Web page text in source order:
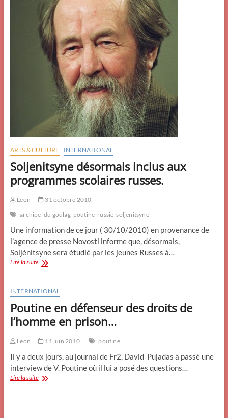
ARTS & CULTURE INTERNATIONAL
Soljenitsyne désormais inclus aux
programmes scolaires russes.
Leon
31 octobre 2010
archipel du goulag poutine russie soljenitsyne
Une information de ce jour ( 30/10/2010) en provenance de
l’agence de presse Novosti informe que, désormais,
Soljénitsyne sera étudié par les jeunes Russes à…
Lire la suiteSoljenitsyne
aux
programmes
scolaires
INTERNATIONAL
Poutine en défenseur des droits de
l’homme en prison…
Leon 11 juin 2010 poutine
Il y a deux jours, au journal de Fr2, David Pujadas a passé une
interview de V. Poutine où il lui a posé des questions…
Lire la suitePoutine